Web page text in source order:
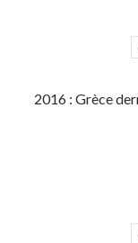
2016 : Grèce